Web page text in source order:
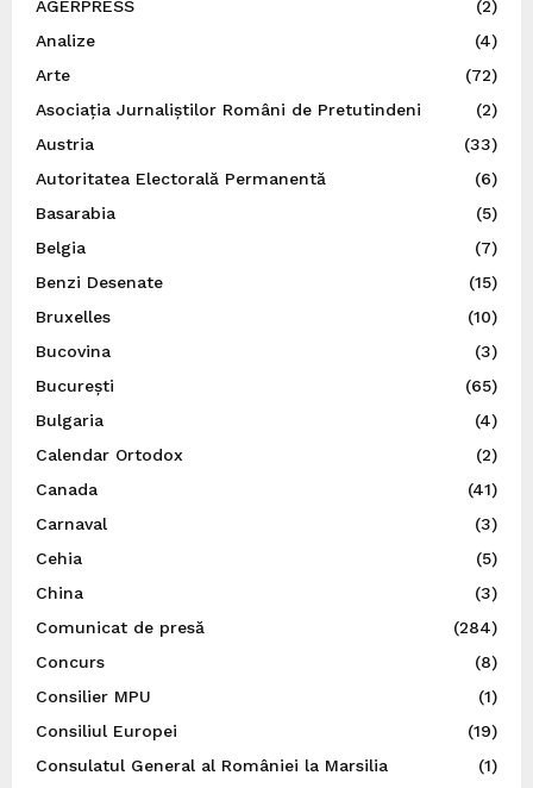
AGERPRESS
(2)
Analize
(4)
Arte
(72)
Asociația Jurnaliștilor Români de Pretutindeni
(2)
Austria
(33)
Autoritatea Electorală Permanentă
(6)
Basarabia
(5)
Belgia
(7)
Benzi Desenate
(15)
Bruxelles
(10)
Bucovina
(3)
București
(65)
Bulgaria
(4)
Calendar Ortodox
(2)
Canada
(41)
Carnaval
(3)
Cehia
(5)
China
(3)
Comunicat de presă
(284)
Concurs
(8)
Consilier MPU
(1)
Consiliul Europei
(19)
Consulatul General al României la Marsilia
(1)